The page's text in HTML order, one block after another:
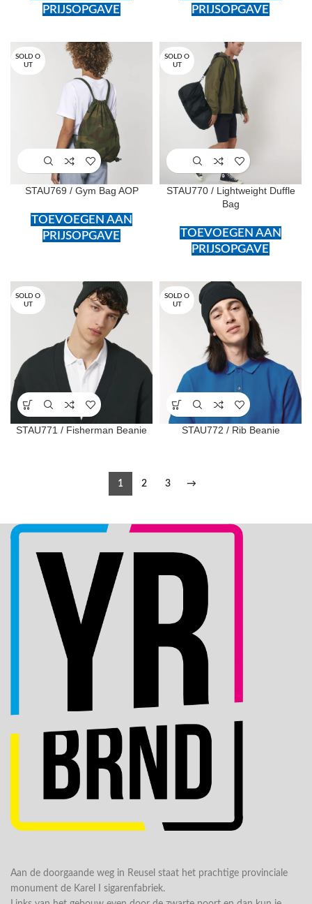
PRIJSOPGAVE
PRIJSOPGAVE
SOLD O
UT
STAU769 / Gym Bag AOP
TOEVOEGEN AAN
PRIJSOPGAVE
SOLD O
UT
STAU770 / Lightweight Duffle
Bag
TOEVOEGEN AAN
PRIJSOPGAVE
SOLD O
UT
STAU771 / Fisherman Beanie
SOLD O
UT
STAU772 / Rib Beanie
1 2 3 →
Aan de doorgaande weg in Reusel staat het prachtige provinciale
monument de Karel I sigarenfabriek.